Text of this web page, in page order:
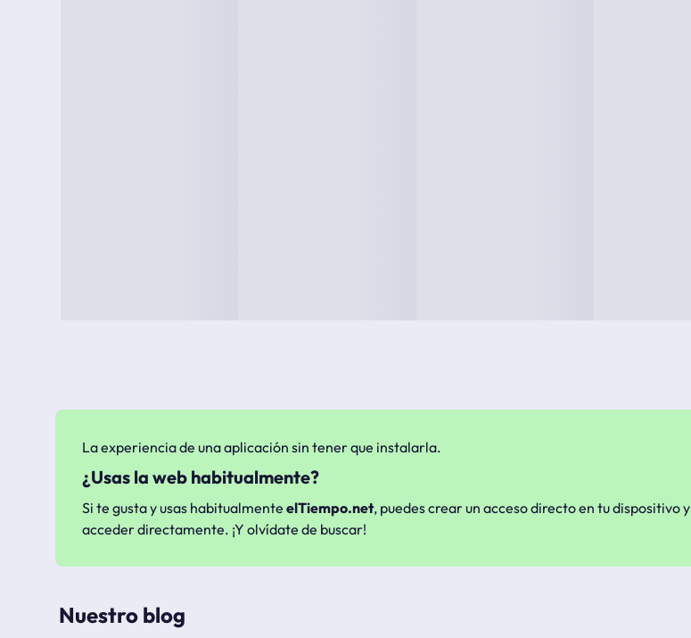
La experiencia de una aplicación sin tener que instalarla.
¿Usas la web habitualmente?
Si te gusta y usas habitualmente elTiempo.net, puedes crear un acceso directo en tu dispositivo y
acceder directamente. ¡Y olvídate de buscar!
Nuestro blog